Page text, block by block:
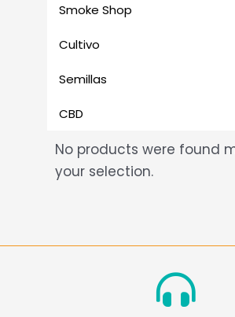
Smoke Shop
Cultivo
Semillas
CBD
No products were found
your selection.